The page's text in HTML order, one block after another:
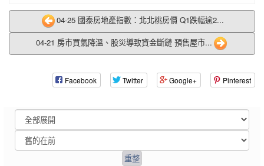
04-25 國泰房地產指數：北北桃房價 Q1跌幅逾2...
04-21 房市買氣降溫、股災導致資金斷鏈 預售屋市...
Facebook Twitter Google+ Pinterest